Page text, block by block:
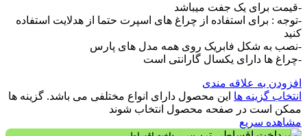
-قیمت برای یک جفت میباشد
-توجه : برای استفاده از چراغ های اسپرت حتما از هدلایت استفاده
کنید
-نصب به شکل فابریک روی همه مدل های پارس
-چراغ ها دارای یکسال گارانتی است
افزودن به علاقه مندی
انتخاب گزینه ها این محصول دارای انواع مختلفی می باشد. گزینه ها
ممکن است در صفحه محصول انتخاب شوند
مشاهده سریع